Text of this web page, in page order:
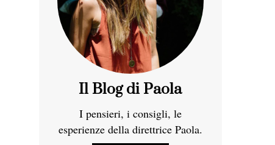
Il Blog di Paola
I pensieri, i consigli, le
esperienze della direttrice Paola.